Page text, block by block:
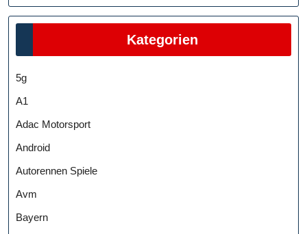
Kategorien
5g
A1
Adac Motorsport
Android
Autorennen Spiele
Avm
Bayern